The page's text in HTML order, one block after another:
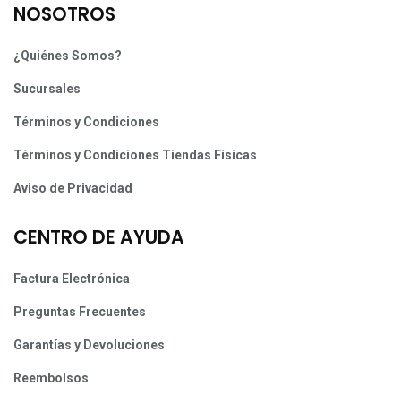
NOSOTROS
¿Quiénes Somos?
Sucursales
Términos y Condiciones
Términos y Condiciones Tiendas Físicas
Aviso de Privacidad
CENTRO DE AYUDA
Factura Electrónica
Preguntas Frecuentes
Garantías y Devoluciones
Reembolsos